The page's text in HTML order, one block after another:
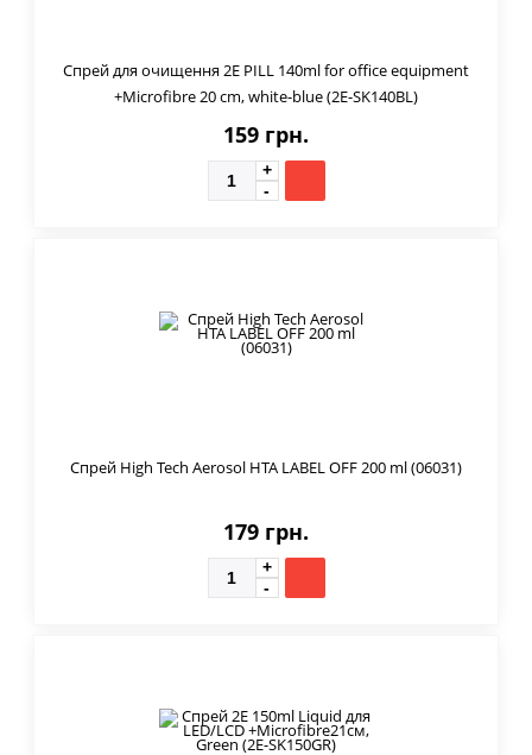
Спрей для очищення 2E PILL 140ml for office equipment
+Microfibre 20 cm, white-blue (2E-SK140BL)
159 грн.
Спрей High Tech Aerosol HTA LABEL OFF 200 ml (06031)
179 грн.